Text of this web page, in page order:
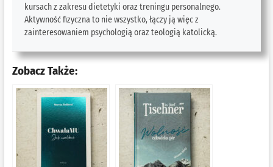
kursach z zakresu dietetyki oraz treningu personalnego.
Aktywność fizyczna to nie wszystko, łączy ją więc z
zainteresowaniem psychologią oraz teologią katolicką.
Zobacz Także: